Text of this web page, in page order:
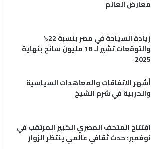
معارض العالم
زيادة السياحة في مصر بنسبة 22%
والتوقعات تشير لـ 18 مليون سائح بنهاية
2025
أشهر الاتفاقات والمعاهدات السياسية
والحربية في شرم الشيخ
افتتاح المتحف المصري الكبير المرتقب في
نوفمبر: حدث ثقافي عالمي ينتظر الزوار